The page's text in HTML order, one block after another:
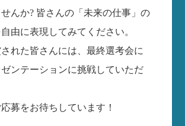
んか? 皆さんの「未来の仕事」の
由に表現してみてください。
れた皆さんには、最終選考会に
ンテーションに挑戦していただ
募をお待ちしています！